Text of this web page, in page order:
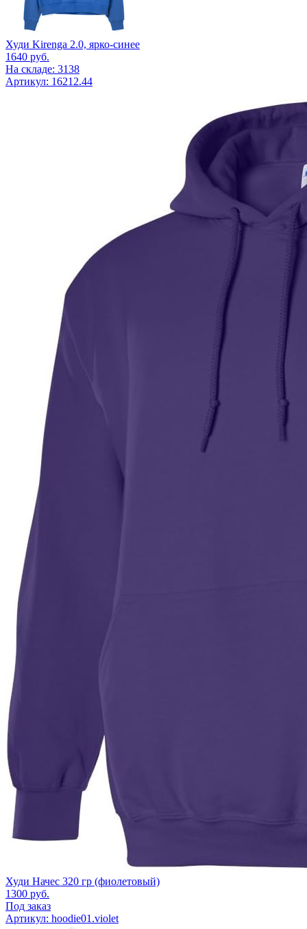
Худи Kirenga 2.0, ярко-синее
1640 руб.
На складе: 3138
Артикул: 16212.44
Худи Начес 320 гр (фиолетовый)
1300 руб.
Под заказ
Артикул: hoodie01.violet